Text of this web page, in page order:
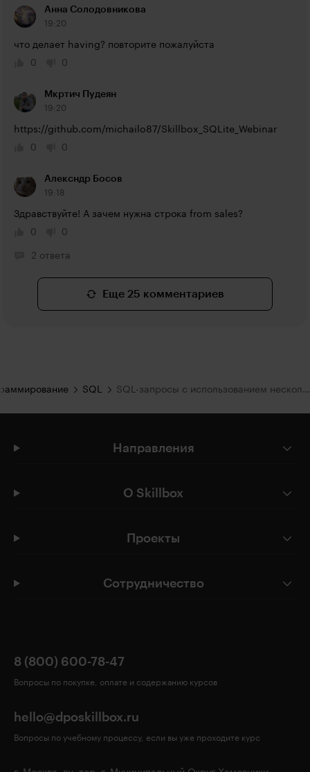
Анна Солодовникова
19:20
что делает having? повторите пожалуйста
0
0
Мкртич Пудеян
19:20
https://github.com/michailo87/Skillbox_SQLite_Webinar
0
0
Алексндр Босов
19:18
Здравствуйте! А зачем нужна строка from sales?
0
0
2 ответа
Еще 25 комментариев
SQL SQL-запросы с использованием нескольких таблиц
Направления
О Skillbox
Проекты
Сотрудничество
8 (800) 600-78-47
Вопросы по покупке, оплате и содержанию курсов
hello@dposkillbox.ru
Вопросы по учебному процессу, если вы уже проходите курс